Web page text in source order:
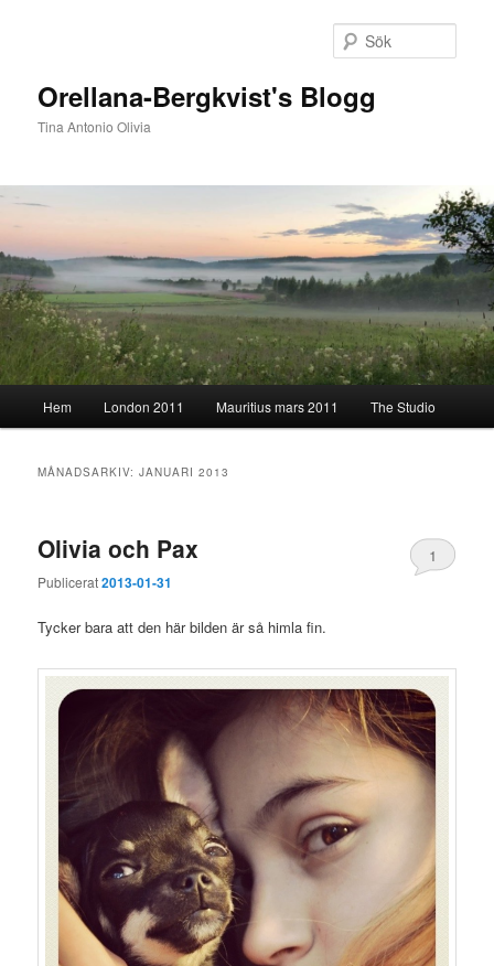
Orellana-Bergkvist's Blogg
Tina Antonio Olivia
Hem London 2011 Mauritius mars 2011 The Studio
MÅNADSARKIV:JANUARI 2013
Olivia och Pax
Publicerat2013-01-31
1
Tycker bara att den här bilden är så himla fin.